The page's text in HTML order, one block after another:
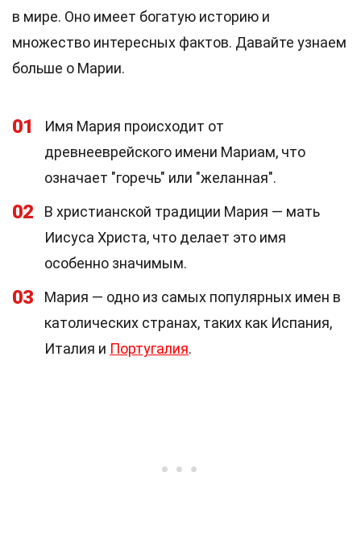
в мире. Оно имеет богатую историю и
множество интересных фактов. Давайте узнаем
больше о Марии.
01
Имя Мария происходит от
древнееврейского имени Мариам, что
означает "горечь" или "желанная".
02
В христианской традиции Мария — мать
Иисуса Христа, что делает это имя
особенно значимым.
03
Мария — одно из самых популярных имен в
католических странах, таких как Испания,
Италия и Португалия.